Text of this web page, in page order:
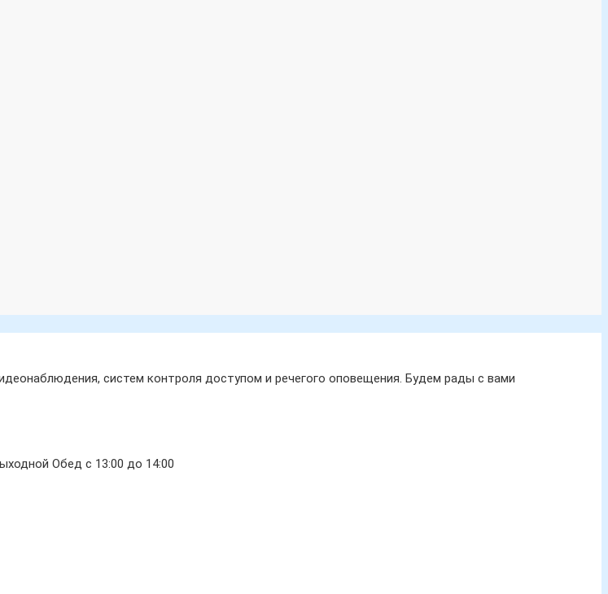
систем контроля доступом и речегого оповещения. Будем рады с вами
Обед с 13:00 до 14:00